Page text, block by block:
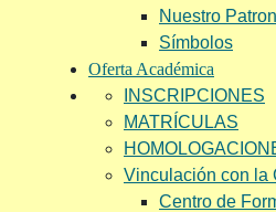
Nuestro
Símbolos
Oferta Académica
INSCRIPCIONES
MATRÍCULAS
Vinculación con la
Centro de